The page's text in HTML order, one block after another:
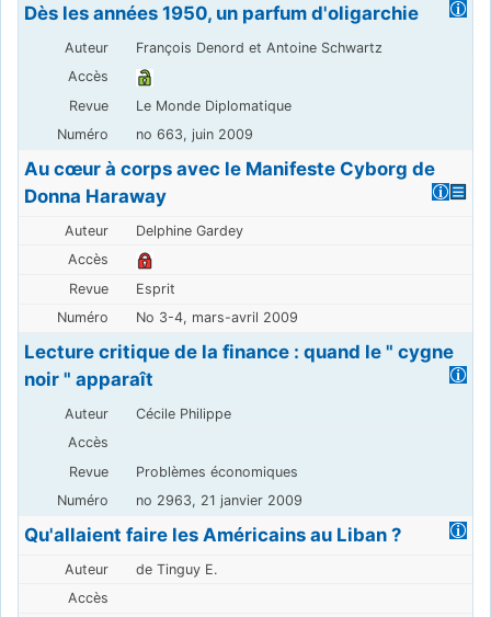
Dès les années 1950, un parfum d'oligarchie
François Denord et Antoine Schwartz
Le Monde Diplomatique
no 663, juin 2009
Au cœur à corps avec le Manifeste Cyborg de
Donna Haraway
Delphine Gardey
Esprit
No 3-4, mars-avril 2009
Lecture critique de la finance : quand le " cygne
noir " apparaît
Cécile Philippe
Problèmes économiques
no 2963, 21 janvier 2009
Qu'allaient faire les Américains au Liban ?
de Tinguy E.